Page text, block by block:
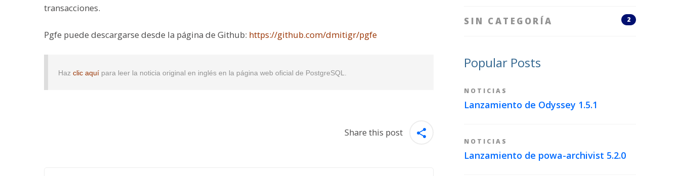
transacciones.
Pgfe puede descargarse desde la página de Github: https://github.com/dmitigr/pgfe
Haz clic aquí para leer la noticia original en inglés en la página web oficial de PostgreSQL.
Share this post
SIN CATEGORÍA 2
Popular Posts
NOTICIAS
Lanzamiento de Odyssey 1.5.1
NOTICIAS
Lanzamiento de powa-archivist 5.2.0